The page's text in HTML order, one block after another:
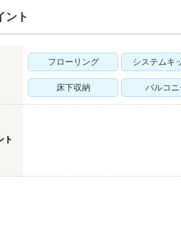
ント
フローリング システムキ
床下収納 バルコニ
ト